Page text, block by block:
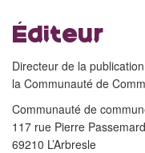
Éditeur
Directeur de la
la Communauté de
Communauté de
117 rue Pierre Passemard
69210 L’Arbresle